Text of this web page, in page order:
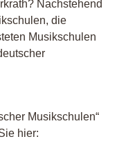
Nachstehend
die
Musikschulen
Musikschulen“
hier: